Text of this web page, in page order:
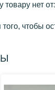
товару нет
чтобы